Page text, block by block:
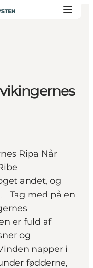
Ripa Når
andet, og
Tag med på en
er fuld af
og
napper i
fødderne,